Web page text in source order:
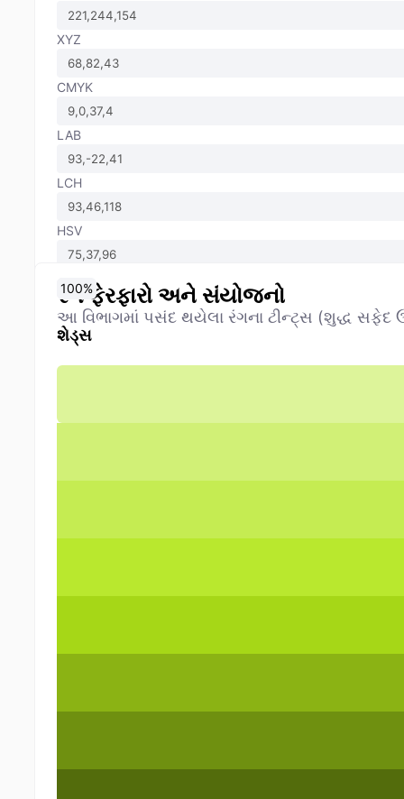
XYZ
CMYK
LAB
LCH
HSV
રંગ ફેરફારો અને સંયોજનો
આ વિભાગમાં પસંદ થયેલા રંગના ટીન્ટ્સ (શુદ્ધ સફેદ
શેડ્સ
0%
10%
20%
30%
40%
50%
60%
70%
80%
90%
100%